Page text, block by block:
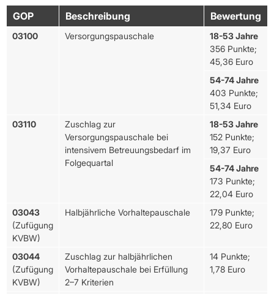
GOP Beschreibung Bewertung
03100 Versorgungspauschale
18-53 Jahre
356 Punkte;
45,36 Euro
54-74 Jahre
403 Punkte;
51,34 Euro
03110
Zuschlag zur
Versorgungspauschale bei
intensivem Betreuungsbedarf im
Folgequartal
18-53 Jahre
152 Punkte;
19,37 Euro
54-74 Jahre
173 Punkte;
22,04 Euro
03043
(Zufügung
KVBW)
Halbjährliche Vorhaltepauschale
179 Punkte;
22,80 Euro
03044
(Zufügung
KVBW)
Zuschlag zur halbjährlichen
Vorhaltepauschale bei Erfüllung
2–7 Kriterien
14 Punkte;
1,78 Euro
KIM als sicheren Übertragungsweg zur KVBW
nutzen
vertraulichen
Damit Nachrichten bei einem KIM-Adressaten
übermittelt werden (funktioniert nicht aus dem freien Internet).